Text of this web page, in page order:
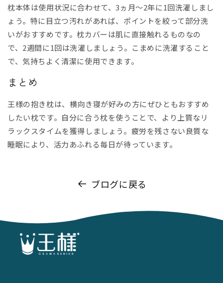
枕本体は使用状況に合わせて、3ヵ月〜2年に1回洗濯しまし
ょう。特に目立つ汚れがあれば、ポイントを絞って部分洗
いがおすすめです。枕カバーは肌に直接触れるものなの
で、2週間に1回は洗濯しましょう。こまめに洗濯すること
で、気持ちよく清潔に使用できます。
まとめ
王様の抱き枕は、横向き寝が好みの方にぜひともおすすめ
したい枕です。自分に合う枕を使うことで、より上質なリ
ラックスタイムを獲得しましょう。疲労を残さない良質な
睡眠により、活力あふれる毎日が待っています。
ブログに戻る